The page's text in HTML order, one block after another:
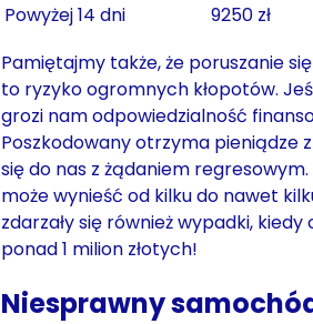
Powyżej 14 dni
9250 zł
Pamiętajmy także, że poruszanie
to ryzyko ogromnych kłopotów.
grozi nam odpowiedzialność
Poszkodowany otrzyma pieniądze
się do nas z żądaniem
może wynieść od kilku do nawet
zdarzały się również wypadki, kiedy
ponad 1 milion złotych!
Niesprawny